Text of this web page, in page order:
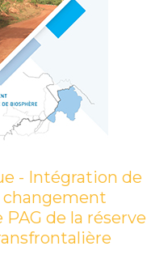
- Intégration de
changement
de la réserve